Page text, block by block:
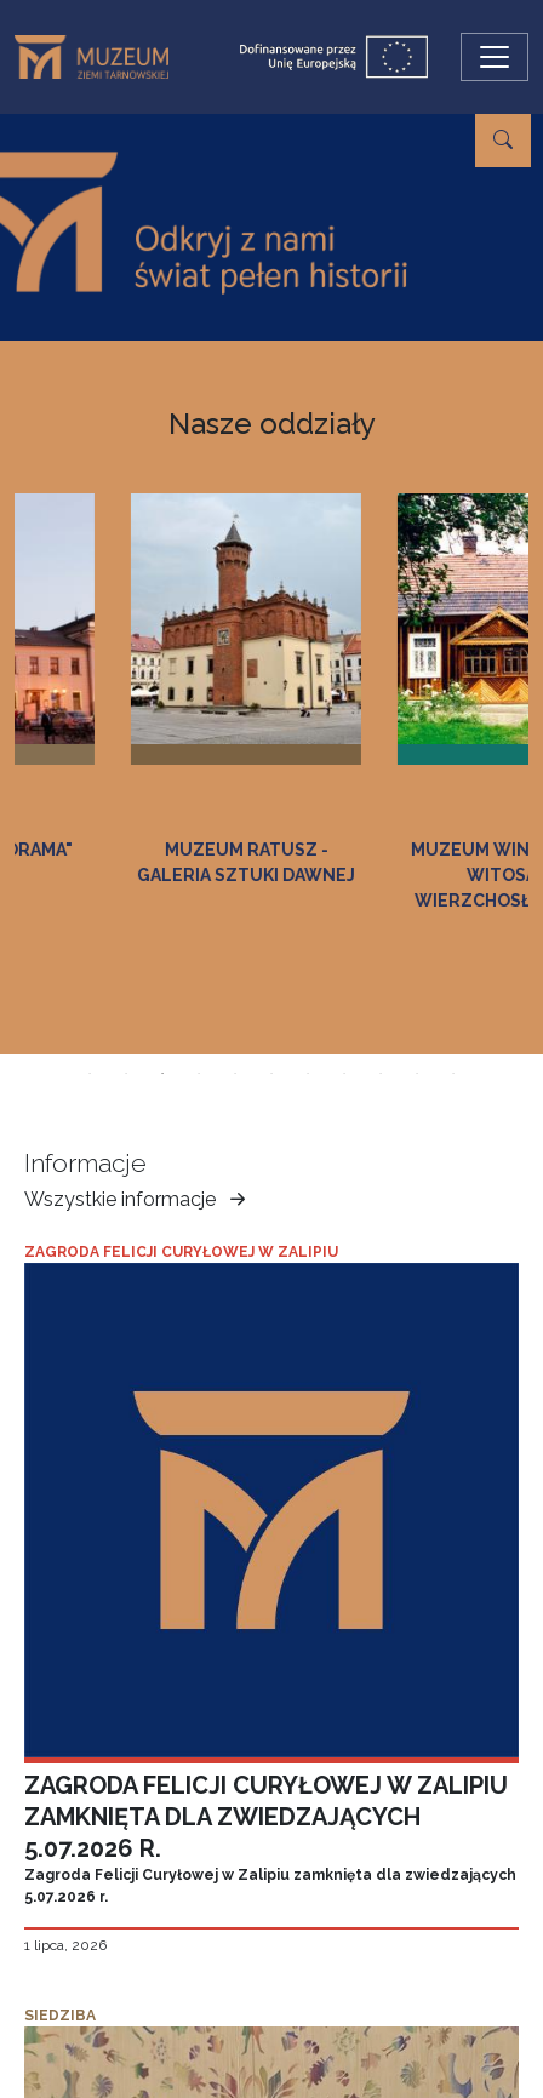
Nasze oddziały
MUZEUM RATUSZ -
GALERIA SZTUKI DAWNEJ
MUZEUM WINCENTEGO
WIERZCHOSŁAWICACH
Informacje
Wszystkie informacje
Muzeum
Ziemi
Tarnowskiej
ZAGRODA FELICJI CURYŁOWEJ W ZALIPIU
ZAGRODA FELICJI CURYŁOWEJ W ZALIPIU
ZAMKNIĘTA DLA ZWIEDZAJĄCYCH
5.07.2026 R.
Zagroda Felicji Curyłowej w Zalipiu zamknięta dla zwiedzających
5.07.2026 r.
1 lipca, 2026
SIEDZIBA